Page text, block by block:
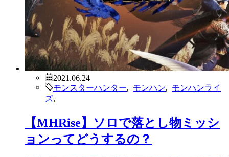
2021.06.24
モンスターハンター
モンハン
モンハンライ
ズ
【MHRise】ソロで落とし物ミッシ
ョンってどうするの？